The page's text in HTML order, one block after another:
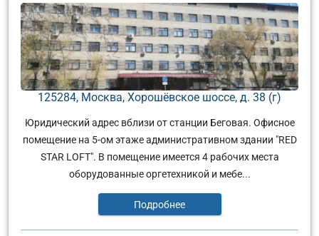
125284, Москва, Хорошёвское шоссе, д. 38 (г)
Юридический адрес вблизи от станции Беговая. Офисное
помещение на 5-ом этаже административном здании "RED
STAR LOFT". В помещение имеется 4 рабочих места
оборудованные оргетехникой и мебе...
Подробнее